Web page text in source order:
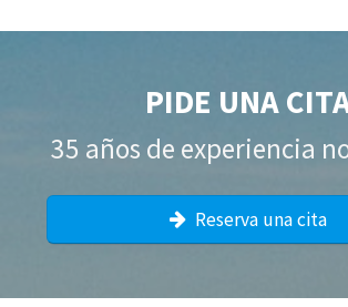
PIDE UNA
35 años de experiencia
Reserva una cita